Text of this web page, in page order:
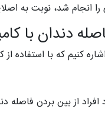
انجام شد، نوبت به
دندان با
کنیم که با استفاده
از بین بردن